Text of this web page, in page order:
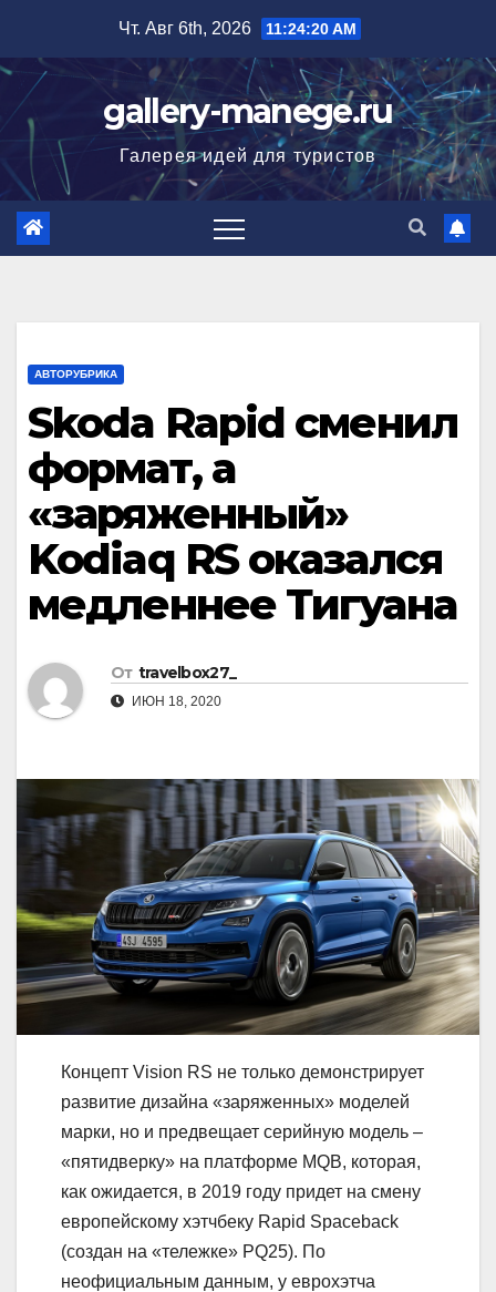
содержимому
Чт. Авг 6th, 2026 11:24:21 AM
gallery-manege.ru
Галерея идей для туристов
АВТОРУБРИКА
Skoda Rapid сменил
формат, а
«заряженный»
Kodiaq RS оказался
медленнее Тигуана
От travelbox27_
ИЮН 18, 2020
Концепт Vision RS не только демонстрирует
развитие дизайна «заряженных» моделей
марки, но и предвещает серийную модель –
«пятидверку» на платформе MQB, которая,
как ожидается, в 2019 году придет на смену
европейскому хэтчбеку Rapid Spaceback
(создан на «тележке» PQ25). По
неофициальным данным, у еврохэтча